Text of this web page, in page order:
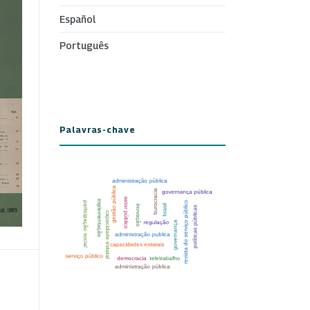
Español
Português
Palavras-chave